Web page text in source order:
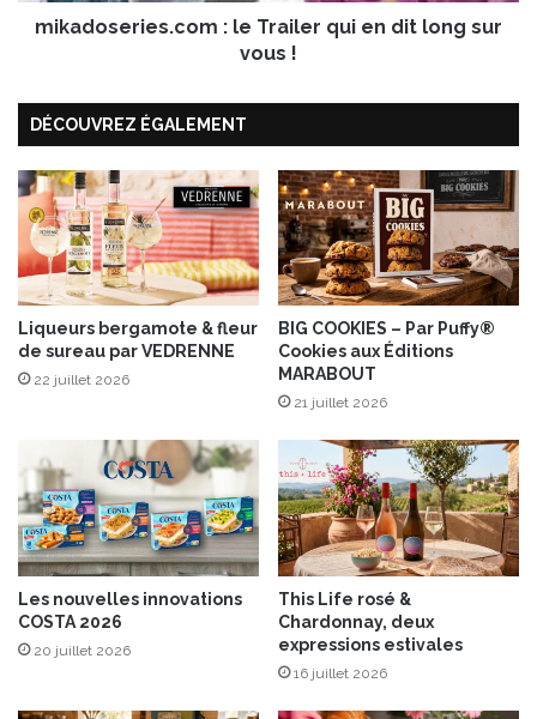
.
o
m
:
e
T
r
i
l
u
i
e
n
d
i
t
l
mikadoseries.com : le Trailer qui en dit long sur
vous !
DÉCOUVREZ ÉGALEMENT
Liqueurs bergamote & fleur
de sureau par VEDRENNE
22 juillet 2026
BIG COOKIES – Par Puffy®
Cookies aux Éditions
MARABOUT
21 juillet 2026
Les nouvelles innovations
COSTA 2026
20 juillet 2026
This Life rosé &
Chardonnay, deux
expressions estivales
16 juillet 2026